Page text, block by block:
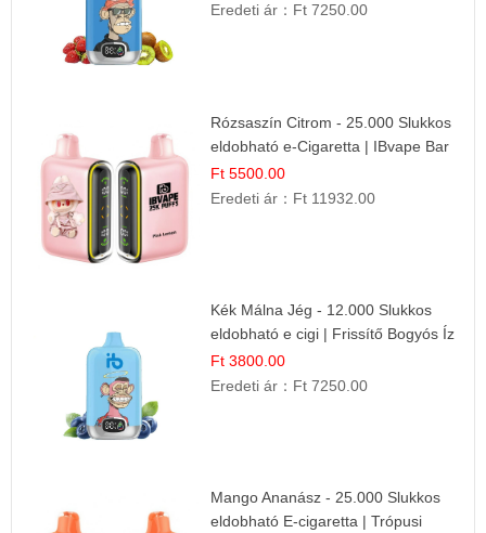
Eredeti ár： Ft 7250.00
Rózsaszín Citrom - 25.000 Slukkos
eldobható e-Cigaretta | IBvape Bar
Ft 5500.00
Eredeti ár： Ft 11932.00
Kék Málna Jég - 12.000 Slukkos
eldobható e cigi | Frissítő Bogyós Íz
Ft 3800.00
Eredeti ár： Ft 7250.00
Mango Ananász - 25.000 Slukkos
eldobható E-cigaretta | Trópusi